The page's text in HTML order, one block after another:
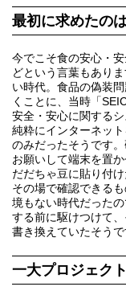
最初に求めたの
今でこそ食の安心・
どという言葉もあり
い時代。食品の偽装
くことに、当時「
安全・安心に関する
純粋にインターネッ
のみだったそうです
お願いして端末を置
だだちゃ豆に貼り付
その場で確認できる
境もない時代だった
する前に駆けつけて
書き換えていたそう
一大プロジェク